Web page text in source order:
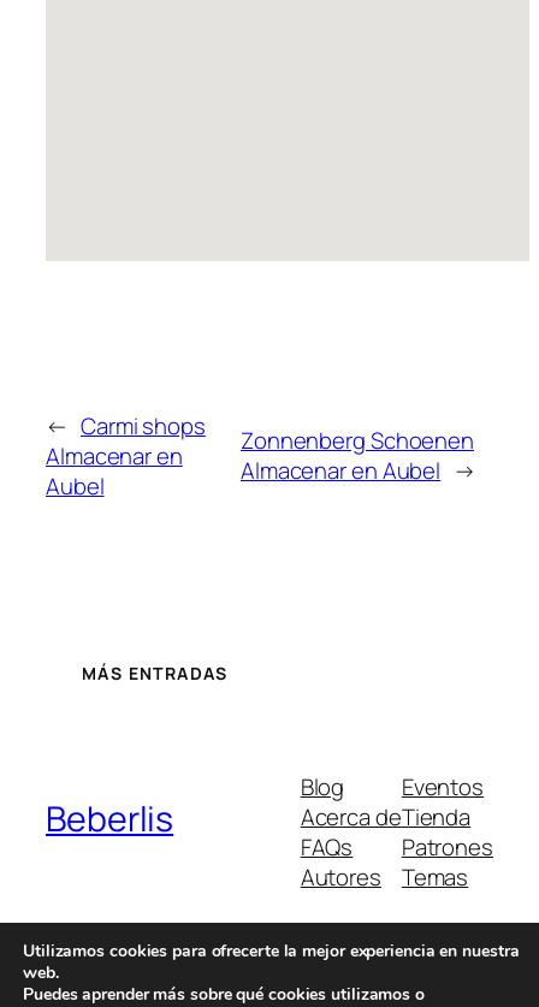
← Carmi shops
Almacenar en
Aubel
Zonnenberg Schoenen
Almacenar en Aubel →
MÁS ENTRADAS
Beberlis
Blog
Acerca de
FAQs
Autores
Eventos
Tienda
Patrones
Temas
Twenty Twenty-Five Diseñado con WordPress
Utilizamos cookies para ofrecerte la mejor experiencia en nuestra
web.
Puedes aprender más sobre qué cookies utilizamos o